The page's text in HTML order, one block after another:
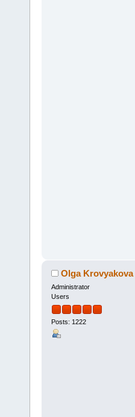
Olga Krovyakova
Administrator
Users
Posts: 1222